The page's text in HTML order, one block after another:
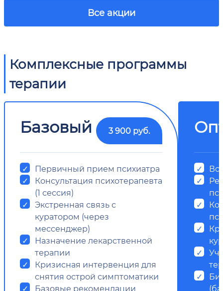
Все акции
Комплексные программы
терапии
Базовый 3 900 руб.
Первичный прием психиатра
Консультация психотерапевта
(1 сессия)
Экстренная связь с
куратором (через
мессенджер)
Назначение лекарственной
терапии
Кризисная интервенция для
снятия острой симптоматики
Базовые рекомендации